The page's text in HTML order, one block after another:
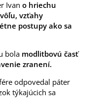
Ivan o hriechu
vzťahy
postupy ako sa
bola modlitbovú časť
zranení.
odpovedal páter
týkajúcich sa